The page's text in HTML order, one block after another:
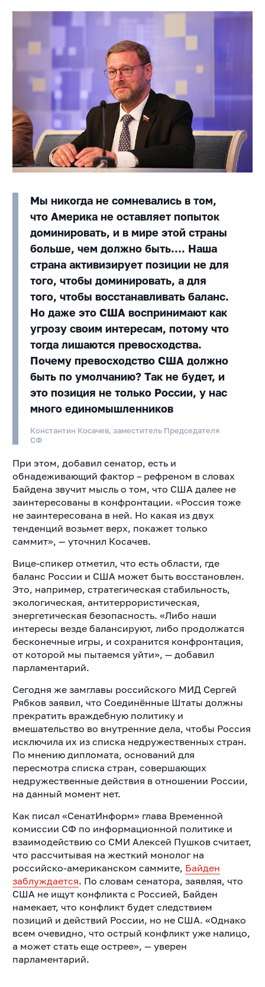
Мы никогда не сомневались в том,
что Америка не оставляет попыток
доминировать, и в мире этой страны
больше, чем должно быть.... Наша
страна активизирует позиции не для
того, чтобы доминировать, а для
того, чтобы восстанавливать баланс.
Но даже это США воспринимают как
угрозу своим интересам, потому что
тогда лишаются превосходства.
Почему превосходство США должно
быть по умолчанию? Так не будет, и
это позиция не только России, у нас
много единомышленников
Константин Косачев, заместитель Председателя
СФ
При этом, добавил сенатор, есть и
обнадеживающий фактор – рефреном в словах
Байдена звучит мысль о том, что США далее не
заинтересованы в конфронтации. «Россия тоже
не заинтересована в ней. Но какая из двух
тенденций возьмет верх, покажет только
саммит», — уточнил Косачев.
Вице-спикер отметил, что есть области, где
баланс России и США может быть восстановлен.
Это, например, стратегическая стабильность,
экологическая, антитеррористическая,
энергетическая безопасность. «Либо наши
интересы везде балансируют, либо продолжатся
бесконечные игры, и сохранится конфронтация,
от которой мы пытаемся уйти», — добавил
парламентарий.
Сегодня же замглавы российского МИД Сергей
Рябков заявил, что Соединённые Штаты должны
прекратить враждебную политику и
вмешательство во внутренние дела, чтобы Россия
исключила их из списка недружественных стран.
По мнению дипломата, оснований для
пересмотра списка стран, совершающих
недружественные действия в отношении России,
на данный момент нет.
Как писал «СенатИнформ» глава Временной
комиссии СФ по информационной политике и
взаимодействию со СМИ Алексей Пушков считает,
что рассчитывая на жесткий монолог на
российско-американском саммите, Байден
заблуждается. По словам сенатора, заявляя, что
США не ищут конфликта с Россией, Байден
намекает, что конфликт будет следствием
позиций и действий России, но не США. «Однако
всем очевидно, что острый конфликт уже налицо,
а может стать еще острее», — уверен
парламентарий.